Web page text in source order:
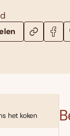
het koken